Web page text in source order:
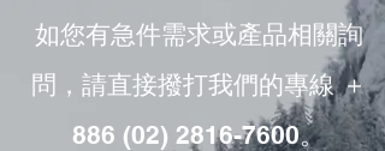
如您有急件需求或產品相關詢
問，請直接撥打我們的專線 ＋
886 (02) 2816-7600。